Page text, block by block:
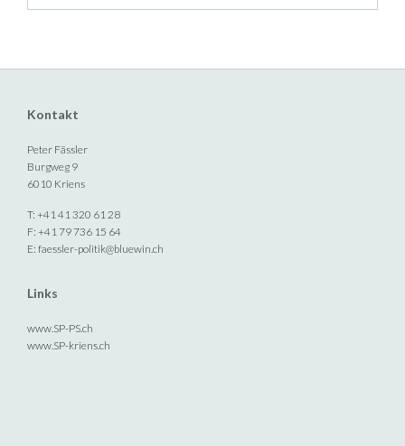
Kontakt
Peter Fässler
Burgweg 9
6010 Kriens
T: +41 41 320 61 28
F: +41 79 736 15 64
E: faessler-politik@bluewin.ch
Links
www.SP-PS.ch
www.SP-kriens.ch